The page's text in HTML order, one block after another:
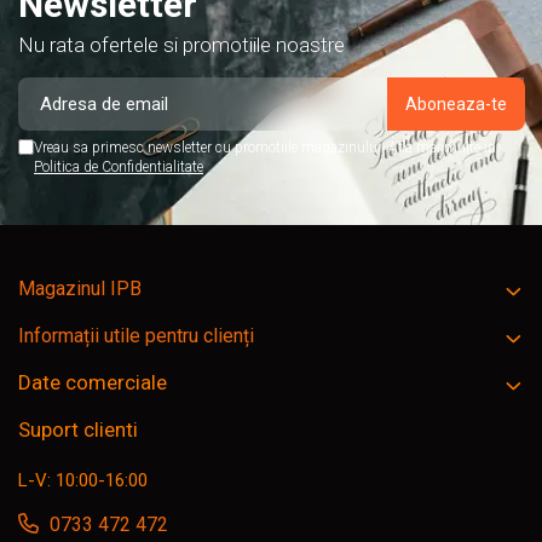
Nu rata ofertele si promotiile noastre
Vreau sa primesc newsletter cu promotiile magazinului. Afla mai multe in
Politica de Confidentialitate
Magazinul IPB
Informații utile pentru clienți
Date comerciale
Suport clienti
L-V: 10:00-16:00
0733 472 472